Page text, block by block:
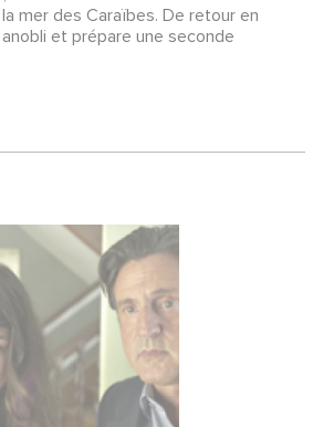
mer des Caraïbes. De retour en
et prépare une seconde